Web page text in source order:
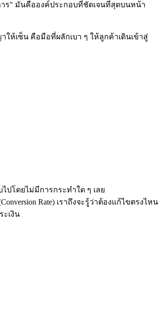
าร" มันคือองค์ประกอบที่ชัดเจนที่สุดบนหน้า
ห้เซ็น คือมือที่ผลักเบา ๆ ให้ลูกค้าเดินเข้าสู่
ปโดยไม่มีการกระทำใด ๆ เลย
Rate) เราถึงจะรู้ว่าต้องแก้ไขตรงไหน
ะเงิน